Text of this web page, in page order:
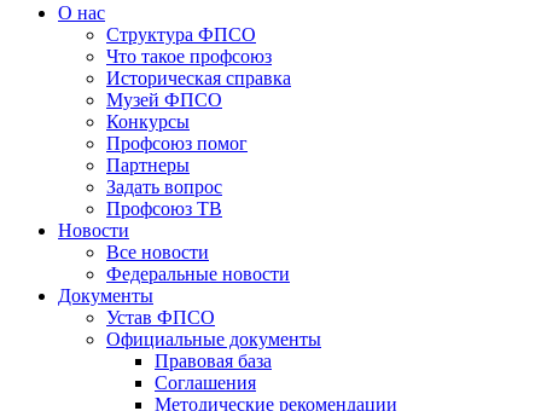
О нас
Структура ФПСО
Что такое профсоюз
Историческая справка
Музей ФПСО
Конкурсы
Профсоюз помог
Партнеры
Задать вопрос
Профсоюз ТВ
Новости
Все новости
Федеральные новости
Документы
Устав ФПСО
Официальные документы
Правовая база
Соглашения
Методические рекомендации